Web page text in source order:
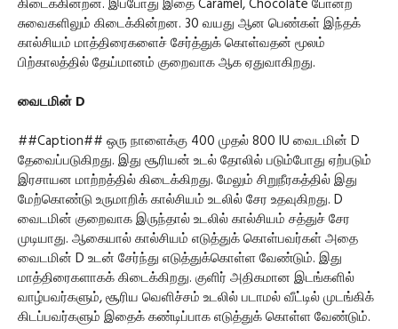
கிடைக்கின்றன. இப்போது இதை Caramel, Chocolate போன்ற
சுவைகளிலும் கிடைக்கின்றன. 30 வயது ஆன பெண்கள் இந்தக்
கால்சியம் மாத்திரைகளைச் சேர்த்துக் கொள்வதன் மூலம்
பிற்காலத்தில் தேய்மானம் குறைவாக ஆக ஏதுவாகிறது.
வைடமின் D
##Caption## ஒரு நாளைக்கு 400 முதல் 800 IU வைடமின் D
தேவைப்படுகிறது. இது சூரியன் உடல் தோலில் படும்போது ஏற்படும்
இரசாயன மாற்றத்தில் கிடைக்கிறது. மேலும் சிறுநீரகத்தில் இது
மேற்கொண்டு உருமாறிக் கால்சியம் உடலில் சேர உதவுகிறது. D
வைடமின் குறைவாக இருந்தால் உடலில் கால்சியம் சத்துச் சேர
முடியாது. ஆகையால் கால்சியம் எடுத்துக் கொள்பவர்கள் அதை
வைடமின் D உடன் சேர்ந்து எடுத்துக்கொள்ள வேண்டும். இது
மாத்திரைகளாகக் கிடைக்கிறது. குளிர் அதிகமான இடங்களில்
வாழ்பவர்களும், சூரிய வெளிச்சம் உடலில் படாமல் வீட்டில் முடங்கிக்
கிடப்பவர்களும் இதைக் கண்டிப்பாக எடுத்துக் கொள்ள வேண்டும்.